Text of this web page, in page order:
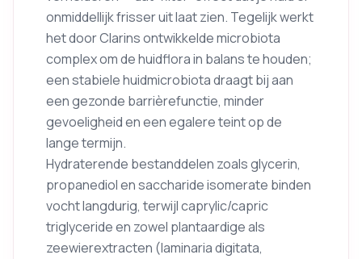
onmiddellijk frisser uit laat zien. Tegelijk werkt
het door Clarins ontwikkelde microbiota
complex om de huidflora in balans te houden;
een stabiele huidmicrobiota draagt bij aan
een gezonde barrièrefunctie, minder
gevoeligheid en een egalere teint op de
lange termijn.
Hydraterende bestanddelen zoals glycerin,
propanediol en saccharide isomerate binden
vocht langdurig, terwijl caprylic/capric
triglyceride en zowel plantaardige als
zeewierextracten (laminaria digitata,